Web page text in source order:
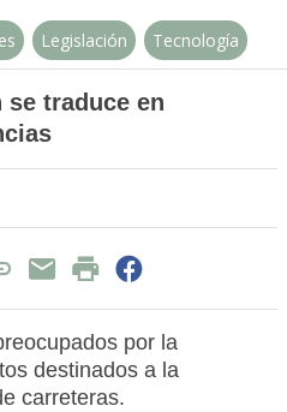
Legislación Tecnología
traduce en
por la
destinados a la
carreteras.